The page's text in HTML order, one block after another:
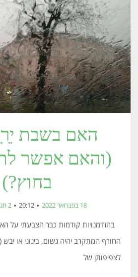
האם בשבת
(והאם אפשר
בחוץ?)
18 בפברואר 2022 20:12 2 תגובות
בהזדמנויות קודמות כבר הצבעתי על
החורף המתקרב יהיה גשום, בינוני או יבש
לצפיפותן של